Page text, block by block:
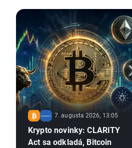
7. augusta 2026, 13:05
Krypto novinky: CLARITY
Act sa odkladá, Bitcoin